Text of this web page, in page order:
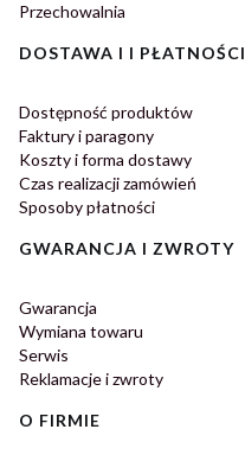
Przechowalnia
DOSTAWA I I PŁATNOŚCI
Dostępność produktów
Faktury i paragony
Koszty i forma dostawy
Czas realizacji zamówień
Sposoby płatności
GWARANCJA I ZWROTY
Gwarancja
Wymiana towaru
Serwis
Reklamacje i zwroty
O FIRMIE